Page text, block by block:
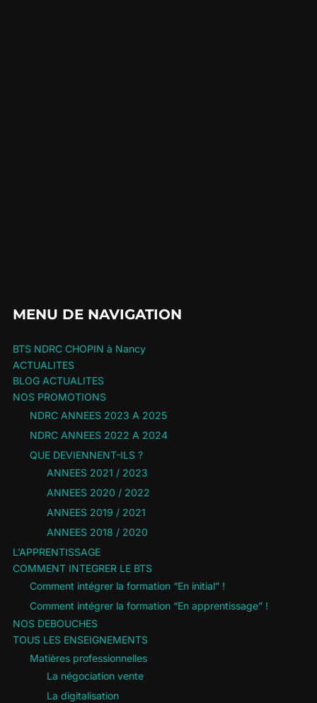
MENU DE NAVIGATION
BTS NDRC CHOPIN à Nancy
ACTUALITES
BLOG ACTUALITES
NOS PROMOTIONS
NDRC ANNEES 2023 A 2025
NDRC ANNEES 2022 A 2024
QUE DEVIENNENT-ILS ?
ANNEES 2021 / 2023
ANNEES 2020 / 2022
ANNEES 2019 / 2021
ANNEES 2018 / 2020
L’APPRENTISSAGE
COMMENT INTEGRER LE BTS
Comment intégrer la formation “En initial” !
Comment intégrer la formation “En apprentissage” !
NOS DEBOUCHES
TOUS LES ENSEIGNEMENTS
Matières professionnelles
La négociation vente
La digitalisation